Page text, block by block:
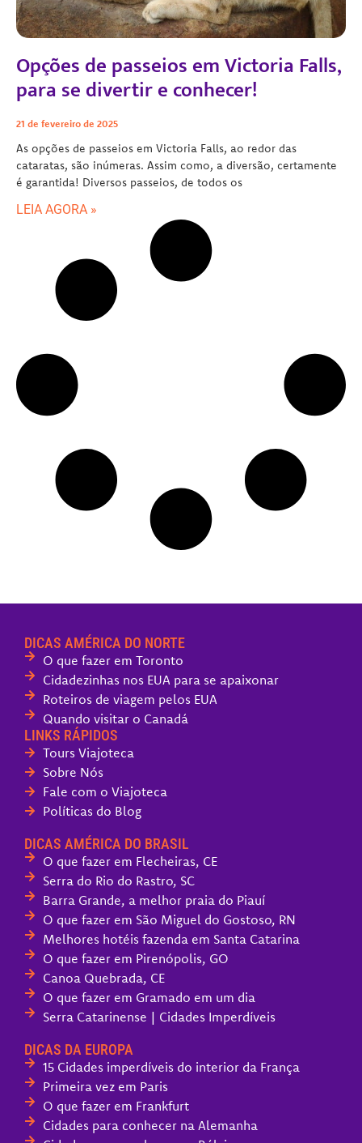
Opções de passeios em Victoria Falls,
para se divertir e conhecer!
21 de fevereiro de 2025
As opções de passeios em Victoria Falls, ao redor das
cataratas, são inúmeras. Assim como, a diversão, certamente
é garantida! Diversos passeios, de todos os
LEIA AGORA »
DICAS AMÉRICA DO NORTE
O que fazer em Toronto
Cidadezinhas nos EUA para se apaixonar
Roteiros de viagem pelos EUA
Quando visitar o Canadá
LINKS RÁPIDOS
Tours Viajoteca
Sobre Nós
Fale com o Viajoteca
Políticas do Blog
DICAS AMÉRICA DO BRASIL
O que fazer em Flecheiras, CE
Serra do Rio do Rastro, SC
Barra Grande, a melhor praia do Piauí
O que fazer em São Miguel do Gostoso, RN
Melhores hotéis fazenda em Santa Catarina
O que fazer em Pirenópolis, GO
Canoa Quebrada, CE
O que fazer em Gramado em um dia
Serra Catarinense | Cidades Imperdíveis
DICAS DA EUROPA
15 Cidades imperdíveis do interior da França
Primeira vez em Paris
O que fazer em Frankfurt
Cidades para conhecer na Alemanha